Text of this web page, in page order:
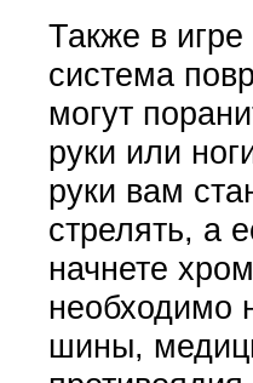
Также в игре
система
могут
руки или
руки вам
стрелять, а
начнете
необходимо
шины,